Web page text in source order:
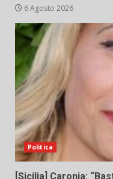
6 Agosto 2026
Politica
[Sicilia] Caronia: